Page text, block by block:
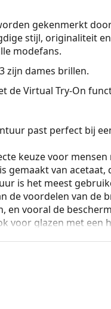
gekenmerkt
stijl, originaliteit
modefans.
zijn dames brillen.
de Virtual Try-On
past perfect bij
keuze voor
gemaakt van
is het meest
de voordelen van
en vooral de
voor glazen met een
hoes. De